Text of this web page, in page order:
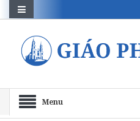
Menu